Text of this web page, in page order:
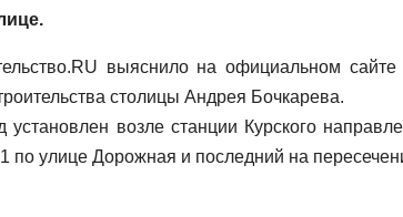
выяснило на официальном
столицы Андрея Бочкарева.
установлен возле станции Курского
по улице Дорожная и последний на